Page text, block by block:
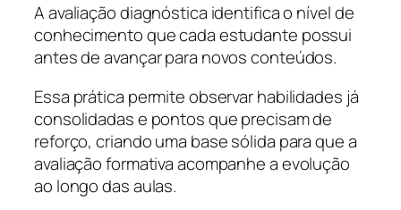
A avaliação diagnóstica identifica o nível de
conhecimento que cada estudante possui
antes de avançar para novos conteúdos.
Essa prática permite observar habilidades já
consolidadas e pontos que precisam de
reforço, criando uma base sólida para que a
avaliação formativa acompanhe a evolução
ao longo das aulas.